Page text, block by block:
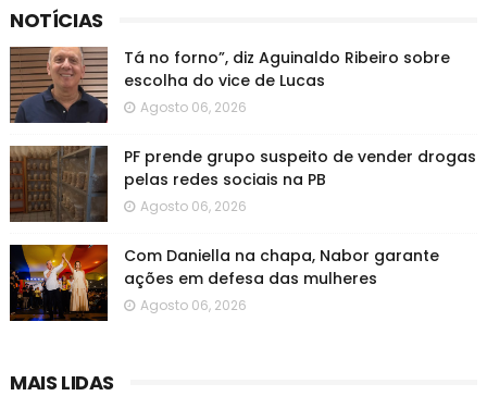
NOTÍCIAS
Tá no forno”, diz Aguinaldo Ribeiro sobre
escolha do vice de Lucas
Agosto 06, 2026
PF prende grupo suspeito de vender drogas
pelas redes sociais na PB
Agosto 06, 2026
Com Daniella na chapa, Nabor garante
ações em defesa das mulheres
Agosto 06, 2026
MAIS LIDAS